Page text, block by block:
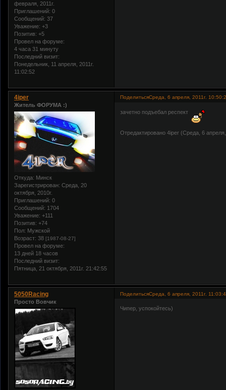
февраля, 2011г.
Приглашений: 0
Сообщений: 37
Уважение: +3
Позитив: +5
Провел на форуме:
4 часа 31 минуту
Последний визит:
Понедельник, 11 апреля, 2011г.
11:02:52
ПоделитьсяСреда, 6 апреля, 2011г.
4iper
Житель ФОРУМА :)
Откуда: Минск
Зарегистрирован: Среда, 20
октября, 2010г.
Приглашений: 0
Сообщений: 1704
Уважение: +111
Позитив: +74
Пол: Мужской
Возраст: 38 [1987-08-27]
Провел на форуме:
13 дней 18 часов
Последний визит:
Пятница, 21 октября, 2011г. 21:42:55
зачетно подъебал респект
Отредактировано 4iper (Среда, 6
ПоделитьсяСреда, 6 апреля, 2011г.
5050Racing
Просто Вовчик
Чипер, успокойтесь)